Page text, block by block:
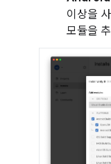
이상을
모듈을